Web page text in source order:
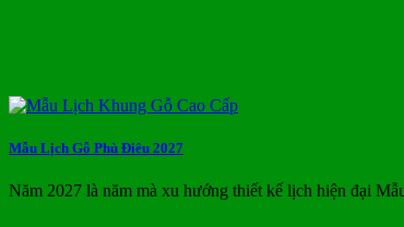
Mẫu Lịch Gỗ Phù Điêu 2027
Năm 2027 là năm mà xu hướng thiết kế lịch hiện đại